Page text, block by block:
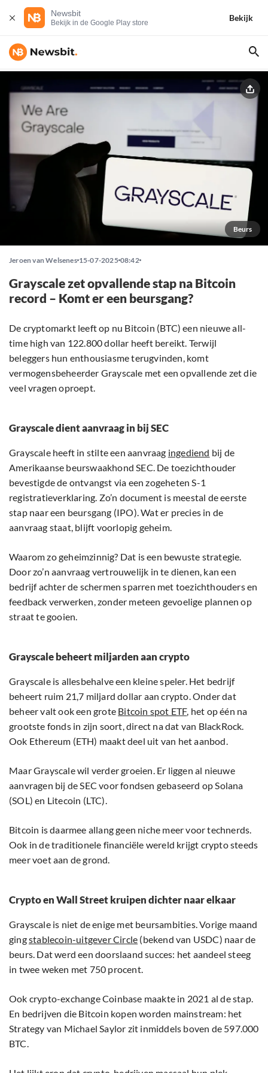
Newsbit
Bekijk in de Google Play store
Bekijk
Beurs
Jeroen van Welsenes 15-07-2025 08:42
Grayscale zet opvallende stap na Bitcoin
record – Komt er een beursgang?
De cryptomarkt leeft op nu Bitcoin (BTC) een nieuwe all-
time high van 122.800 dollar heeft bereikt. Terwijl
beleggers hun enthousiasme terugvinden, komt
vermogensbeheerder Grayscale met een opvallende zet die
veel vragen oproept.
Grayscale dient aanvraag in bij SEC
Grayscale heeft in stilte een aanvraag ingediend bij de
Amerikaanse beurswaakhond SEC. De toezichthouder
bevestigde de ontvangst via een zogeheten S-1
registratieverklaring. Zo’n document is meestal de eerste
stap naar een beursgang (IPO). Wat er precies in de
aanvraag staat, blijft voorlopig geheim.
Waarom zo geheimzinnig? Dat is een bewuste strategie.
Door zo’n aanvraag vertrouwelijk in te dienen, kan een
bedrijf achter de schermen sparren met toezichthouders en
feedback verwerken, zonder meteen gevoelige plannen op
straat te gooien.
Grayscale beheert miljarden aan crypto
Grayscale is allesbehalve een kleine speler. Het bedrijf
beheert ruim 21,7 miljard dollar aan crypto. Onder dat
beheer valt ook een grote Bitcoin spot ETF, het op één na
grootste fonds in zijn soort, direct na dat van BlackRock.
Ook Ethereum (ETH) maakt deel uit van het aanbod.
Maar Grayscale wil verder groeien. Er liggen al nieuwe
aanvragen bij de SEC voor fondsen gebaseerd op Solana
(SOL) en Litecoin (LTC).
Bitcoin is daarmee allang geen niche meer voor technerds.
Ook in de traditionele financiële wereld krijgt crypto steeds
meer voet aan de grond.
Crypto en Wall Street kruipen dichter naar elkaar
Grayscale is niet de enige met beursambities. Vorige maand
gingstablecoin-uitgever Circle (bekend van USDC) naar de
beurs. Dat werd een doorslaand succes: het aandeel steeg
in twee weken met 750 procent.
Ook crypto-exchange Coinbase maakte in 2021 al de stap.
En bedrijven die Bitcoin kopen worden mainstream: het
Strategy van Michael Saylor zit inmiddels boven de 597.000
BTC.